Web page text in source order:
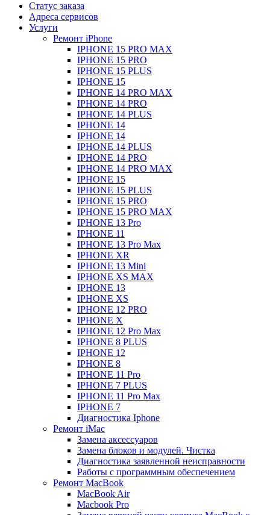
Статус заказа
Адреса сервисов
Услуги
Ремонт iPhone
IPHONE 15 PRO MAX
IPHONE 15 PRO
IPHONE 15 PLUS
IPHONE 15
IPHONE 14 PRO MAX
IPHONE 14 PRO
IPHONE 14 PLUS
IPHONE 14
IPHONE 14
IPHONE 14 PLUS
IPHONE 14 PRO
IPHONE 14 PRO MAX
IPHONE 15
IPHONE 15 PLUS
IPHONE 15 PRO
IPHONE 15 PRO MAX
IPHONE 13 Pro
IPHONE 11
IPHONE 13 Pro Max
IPHONE XR
IPHONE 13 Mini
IPHONE XS MAX
IPHONE 13
IPHONE XS
IPHONE 12 PRO
IPHONE X
IPHONE 12 Pro Max
IPHONE 8 PLUS
IPHONE 12
IPHONE 8
IPHONE 11 Pro
IPHONE 7 PLUS
IPHONE 11 Pro Max
IPHONE 7
Диагностика Iphone
Ремонт iMac
Замена аксессуаров
Замена блоков и модулей. Чистка
Диагностика заявленной неисправности
Работы с программным обеспечением
Ремонт MacBook
MacBook Air
Macbook Pro